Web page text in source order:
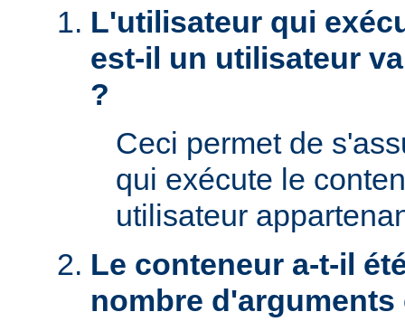
L'utilisateur qui
est-il un utilisateur
?
Ceci permet de
qui exécute le
utilisateur
Le conteneur a-t-il
nombre